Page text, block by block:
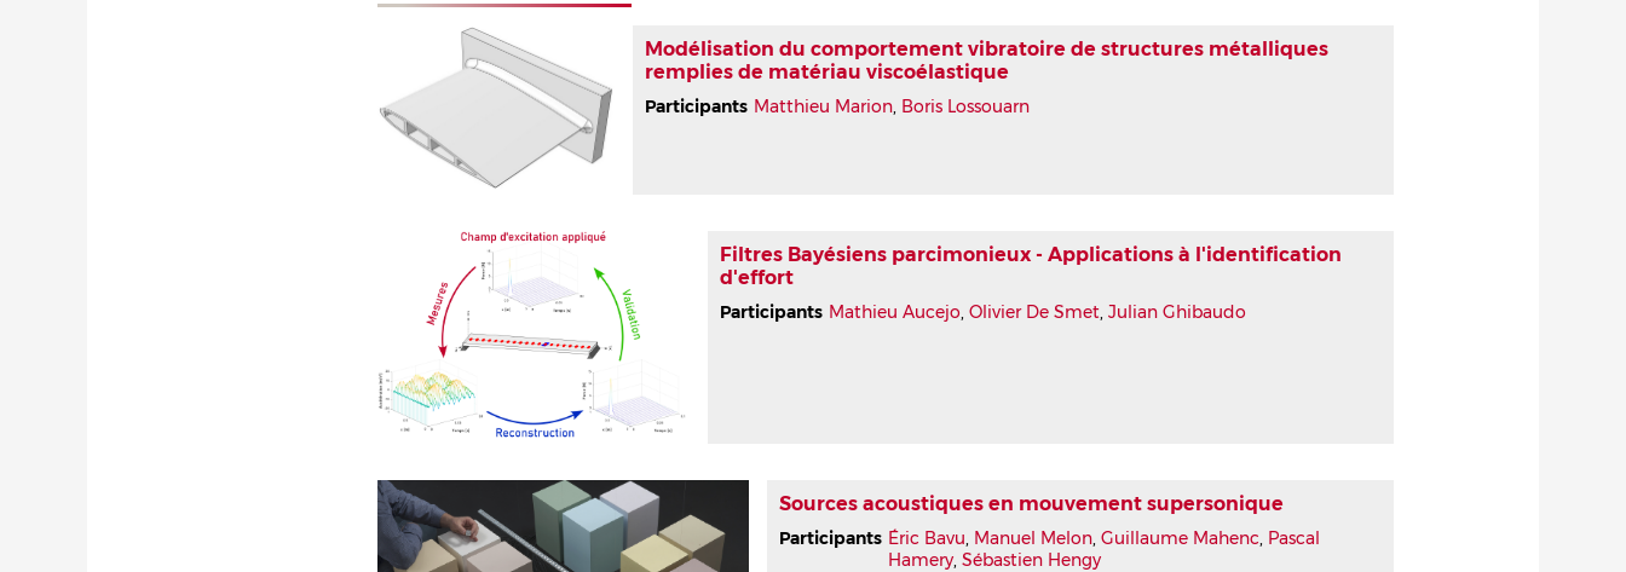
Modélisation du comportement vibratoire de structures métalliques
remplies de matériau viscoélastique
Participants Matthieu Marion, Boris Lossouarn
Filtres Bayésiens parcimonieux - Applications à l'identification
d'effort
Participants Mathieu Aucejo, Olivier De Smet, Julian Ghibaudo
Sources acoustiques en mouvement supersonique
Participants Éric Bavu, Manuel Melon, Guillaume Mahenc, Pascal
Hamery, Sébastien Hengy